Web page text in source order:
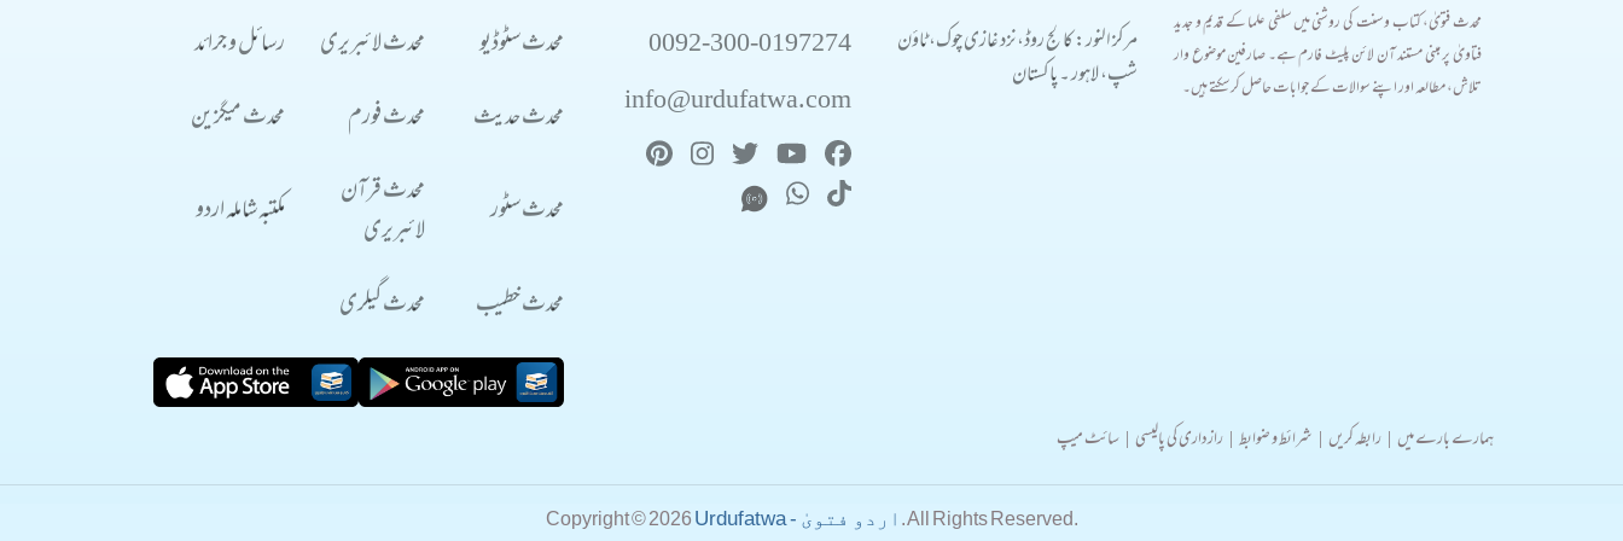
محدث فتویٰ، کتاب و سنت کی روشنی میں سلفی علما کے قدیم و جدید
فتاویٰ پر مبنی مستند آن لائن پلیٹ فارم ہے۔ صارفین موضوع وار
تلاش، مطالعہ اور اپنے سوالات کے جوابات حاصل کر سکتے ہیں۔
مرکز النور: کالج روڈ، نزد غازی چوک، ٹاؤن
شپ، لاہور ۔ پاکستان
0092-300-0197274
info@urdufatwa.com
محدث سٹوڈیو محدث لائبریری
رسائل و جرائد
محدث حدیث
محدث فورم محدث میگزین
محدث سٹور
محدث قرآن
لائبریری
مکتبہ شاملہ اردو
محدث خطیب محدث گیلری
ہمارے بارے میں | رابطہ کریں | شرائط و ضوابط | رازداری کی پالیسی | سائٹ میپ
Copyright © 2026 Urdufatwa - اردو فتویٰ . All Rights Reserved.